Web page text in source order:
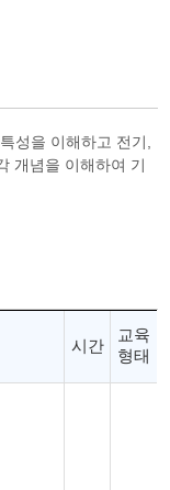
성을 이해하고 전기,
개념을 이해하여 기
시간
교육
형태